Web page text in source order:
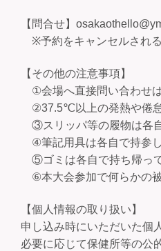
【問合せ】
※予約をキャンセルされ
【その他の注意事項】
①会場へ直接問い合わせは
②37.5℃以上の発熱や倦怠
③スリッパ等の履物は各
④筆記用具は各自で持参
⑤ゴミは各自で持ち帰って
⑥本大会参加で何らかの
【個人情報の取り扱い】
申し込み時にいただいた個
必要に応じて保健所等の公